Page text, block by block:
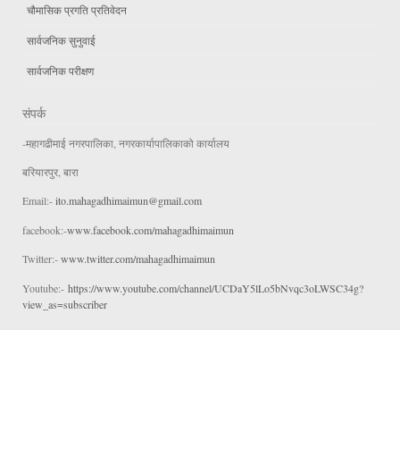
चौमासिक प्रगति प्रतिवेदन
सार्वजनिक सुनुवाई
सार्वजनिक परीक्षण
संपर्क
-महागढीमाई नगरपालिका, नगरकार्यापालिकाको कार्यालय
बरियारपुर, बारा
Email:-ito.mahagadhimaimun@gmail.com
facebook:-www.facebook.com/mahagadhimaimun
Twitter:-www.twitter.com/mahagadhimaimun
Youtube:- https://www.youtube.com/channel/UCDaY5lLo5bNvqc3oLWSC34g?
view_as=subscriber